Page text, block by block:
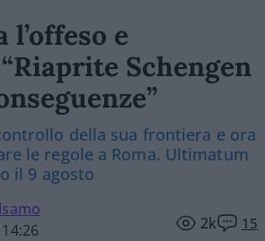
l’offeso e
Schengen
della sua frontiera e ora
le regole a Roma. Ultimatum
il 9 agosto
2k 15